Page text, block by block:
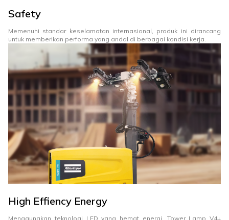
Safety
Memenuhi standar keselamatan internasional, produk ini dirancang
untuk memberikan performa yang andal di berbagai kondisi kerja.
High Effiency Energy
Menggunakan teknologi LED yang hemat energi, Tower Lamp V4+